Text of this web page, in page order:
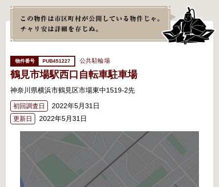
よくあるご質問 駐輪場オーナー様へ
PUB451227 公共駐輪場
鶴見市場駅西口自転車駐車場
神奈川県横浜市鶴見区市場東中1519-2先
初回調査日 2022年5月31日
更新日 2022年5月31日